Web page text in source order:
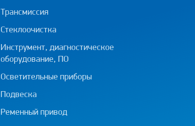
Трансмиссия
Стеклоочистка
Инструмент, диагностическое
оборудование, ПО
Осветительные приборы
Подвеска
Ременный привод